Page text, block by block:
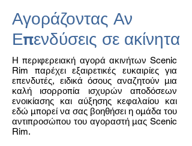
Αγοράζοντας Αν
Επενδύσεις σε ακίνητα
Η περιφερειακή αγορά ακινήτων Scenic
Rim παρέχει εξαιρετικές ευκαιρίες για
επενδυτές, ειδικά όσους αναζητούν μια
καλή ισορροπία ισχυρών αποδόσεων
ενοικίασης και αύξησης κεφαλαίου και
εδώ μπορεί να σας βοηθήσει η ομάδα του
αντιπροσώπου του αγοραστή μας Scenic
Rim.